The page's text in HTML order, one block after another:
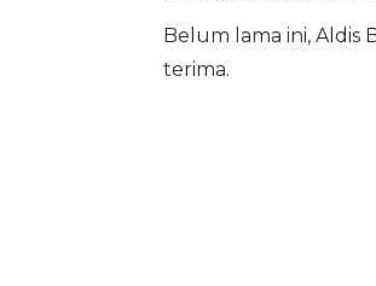
Belum lama ini,
terima.